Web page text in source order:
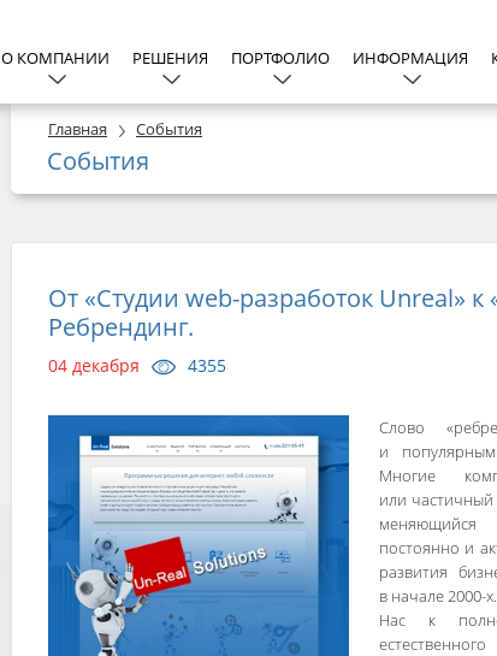
О КОМПАНИИ РЕШЕНИЯ ПОРТФОЛИО ИНФОРМАЦИЯ
Главная События
События
От «Студии web-разработок Unreal» к
Ребрендинг.
04 декабря 4355
Слово
и
Многие
или частичный
меняющийся
постоянно и
развития
в начале 2000-х.
Нас к